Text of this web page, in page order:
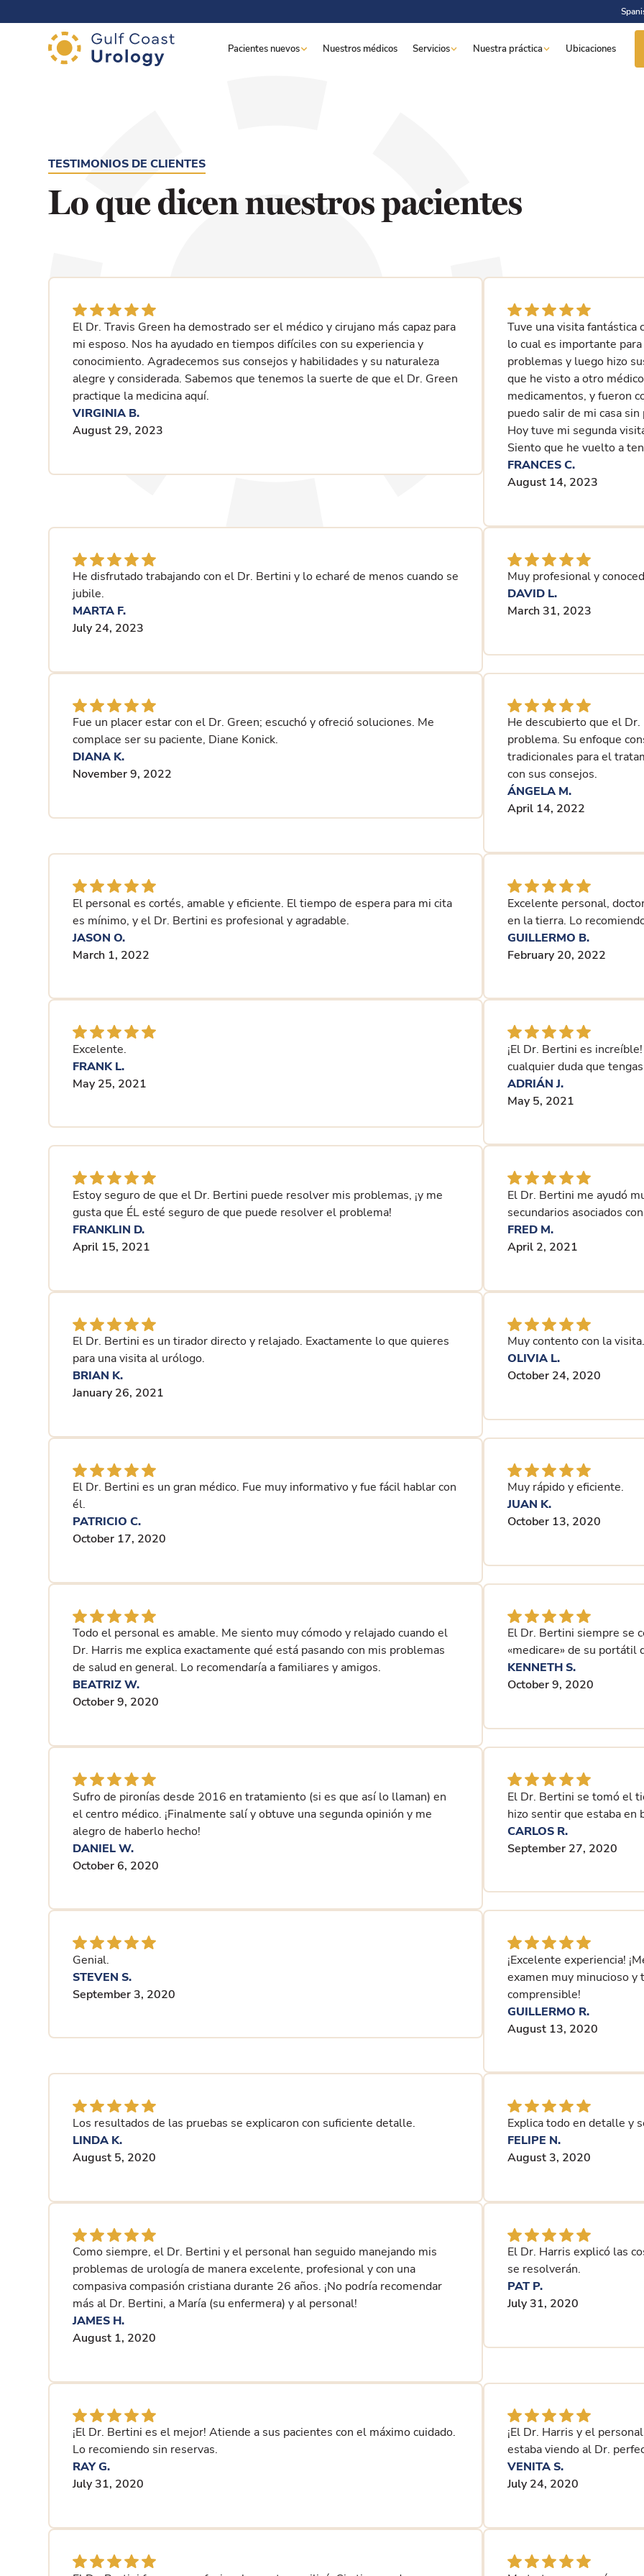
Pacientes nuevos Nuestros médicos Servicios Nuestra práctica Ubicaciones
TESTIMONIOS DE CLIENTES
Lo que dicen nuestros pacientes
El Dr. Travis Green ha demostrado ser el médico y cirujano más capaz para
mi esposo. Nos ha ayudado en tiempos difíciles con su experiencia y
conocimiento. Agradecemos sus consejos y habilidades y su naturaleza
alegre y considerada. Sabemos que tenemos la suerte de que el Dr. Green
practique la medicina aquí.
VIRGINIA B.
August 29, 2023
Tuve una visita fantástica
lo cual es importante
problemas y luego hizo
que he visto a otro
medicamentos, y fueron
puedo salir de mi casa
Hoy tuve mi segunda
Siento que he vuelto a
FRANCES C.
August 14, 2023
He disfrutado trabajando con el Dr. Bertini y lo echaré de menos cuando se
jubile.
MARTA F.
July 24, 2023
Muy profesional y
DAVID L.
March 31, 2023
Fue un placer estar con el Dr. Green; escuchó y ofreció soluciones. Me
complace ser su paciente, Diane Konick.
DIANA K.
November 9, 2022
He descubierto que el
problema. Su enfoque
tradicionales para el
con sus consejos.
ÁNGELA M.
April 14, 2022
El personal es cortés, amable y eficiente. El tiempo de espera para mi cita
es mínimo, y el Dr. Bertini es profesional y agradable.
JASON O.
March 1, 2022
Excelente personal,
en la tierra. Lo
GUILLERMO B.
February 20, 2022
Excelente.
FRANK L.
May 25, 2021
¡El Dr. Bertini es
cualquier duda que
ADRIÁN J.
May 5, 2021
Estoy seguro de que el Dr. Bertini puede resolver mis problemas, ¡y me
gusta que ÉL esté seguro de que puede resolver el problema!
FRANKLIN D.
April 15, 2021
El Dr. Bertini me ayudó
secundarios asociados
FRED M.
April 2, 2021
El Dr. Bertini es un tirador directo y relajado. Exactamente lo que quieres
para una visita al urólogo.
BRIAN K.
January 26, 2021
Muy contento con la visita.
OLIVIA L.
October 24, 2020
El Dr. Bertini es un gran médico. Fue muy informativo y fue fácil hablar con
él.
PATRICIO C.
October 17, 2020
Muy rápido y eficiente.
JUAN K.
October 13, 2020
Todo el personal es amable. Me siento muy cómodo y relajado cuando el
Dr. Harris me explica exactamente qué está pasando con mis problemas
de salud en general. Lo recomendaría a familiares y amigos.
BEATRIZ W.
October 9, 2020
El Dr. Bertini siempre se
«medicare» de su
KENNETH S.
October 9, 2020
Sufro de pironías desde 2016 en tratamiento (si es que así lo llaman) en
el centro médico. ¡Finalmente salí y obtuve una segunda opinión y me
alegro de haberlo hecho!
DANIEL W.
October 6, 2020
El Dr. Bertini se tomó el
hizo sentir que estaba en
CARLOS R.
September 27, 2020
Genial.
STEVEN S.
September 3, 2020
¡Excelente experiencia!
examen muy minucioso y
comprensible!
GUILLERMO R.
August 13, 2020
Los resultados de las pruebas se explicaron con suficiente detalle.
LINDA K.
August 5, 2020
Explica todo en detalle y
FELIPE N.
August 3, 2020
Como siempre, el Dr. Bertini y el personal han seguido manejando mis
problemas de urología de manera excelente, profesional y con una
compasiva compasión cristiana durante 26 años. ¡No podría recomendar
más al Dr. Bertini, a María (su enfermera) y al personal!
JAMES H.
August 1, 2020
El Dr. Harris explicó las
se resolverán.
PAT P.
July 31, 2020
¡El Dr. Bertini es el mejor! Atiende a sus pacientes con el máximo cuidado.
Lo recomiendo sin reservas.
RAY G.
July 31, 2020
¡El Dr. Harris y el
estaba viendo al Dr.
VENITA S.
July 24, 2020